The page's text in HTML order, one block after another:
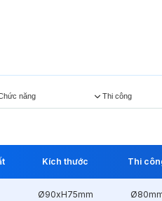
năng Thi công
Kích thước Thi
Ø90xH75mm